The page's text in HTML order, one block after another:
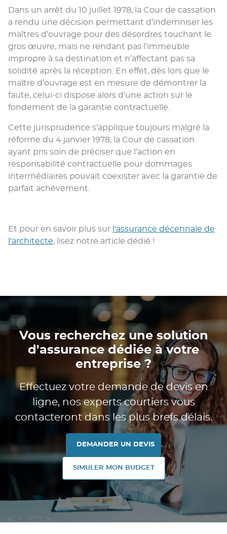
Dans un arrêt du 10 juillet 1978, la Cour de cassation
a rendu une décision permettant d’indemniser les
maîtres d’ouvrage pour des désordres touchant le
gros œuvre, mais ne rendant pas l’immeuble
impropre à sa destination et n’affectant pas sa
solidité après la réception. En effet, dès lors que le
maître d’ouvrage est en mesure de démontrer la
faute, celui-ci dispose alors d’une action sur le
fondement de la garantie contractuelle.
Cette jurisprudence s’applique toujours malgré la
réforme du 4 janvier 1978, la Cour de cassation
ayant pris soin de préciser que l’action en
responsabilité contractuelle pour dommages
intermédiaires pouvait coexister avec la garantie de
parfait achèvement.
Et pour en savoir plus sur l'assurance décennale de
l'architecte, lisez notre article dédié !
Vous recherchez une solution
d'assurance dédiée à votre
entreprise ?
Effectuez votre demande de devis en
ligne, nos experts courtiers vous
contacteront dans les plus brefs délais.
DEMANDER UN DEVIS
SIMULER MON BUDGET